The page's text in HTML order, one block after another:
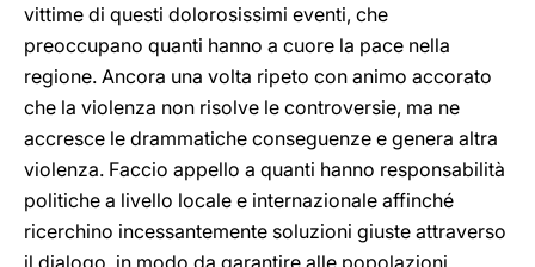
vittime di questi dolorosissimi eventi, che
preoccupano quanti hanno a cuore la pace nella
regione. Ancora una volta ripeto con animo accorato
che la violenza non risolve le controversie, ma ne
accresce le drammatiche conseguenze e genera altra
violenza. Faccio appello a quanti hanno responsabilità
politiche a livello locale e internazionale affinché
ricerchino incessantemente soluzioni giuste attraverso
il dialogo, in modo da garantire alle popolazioni